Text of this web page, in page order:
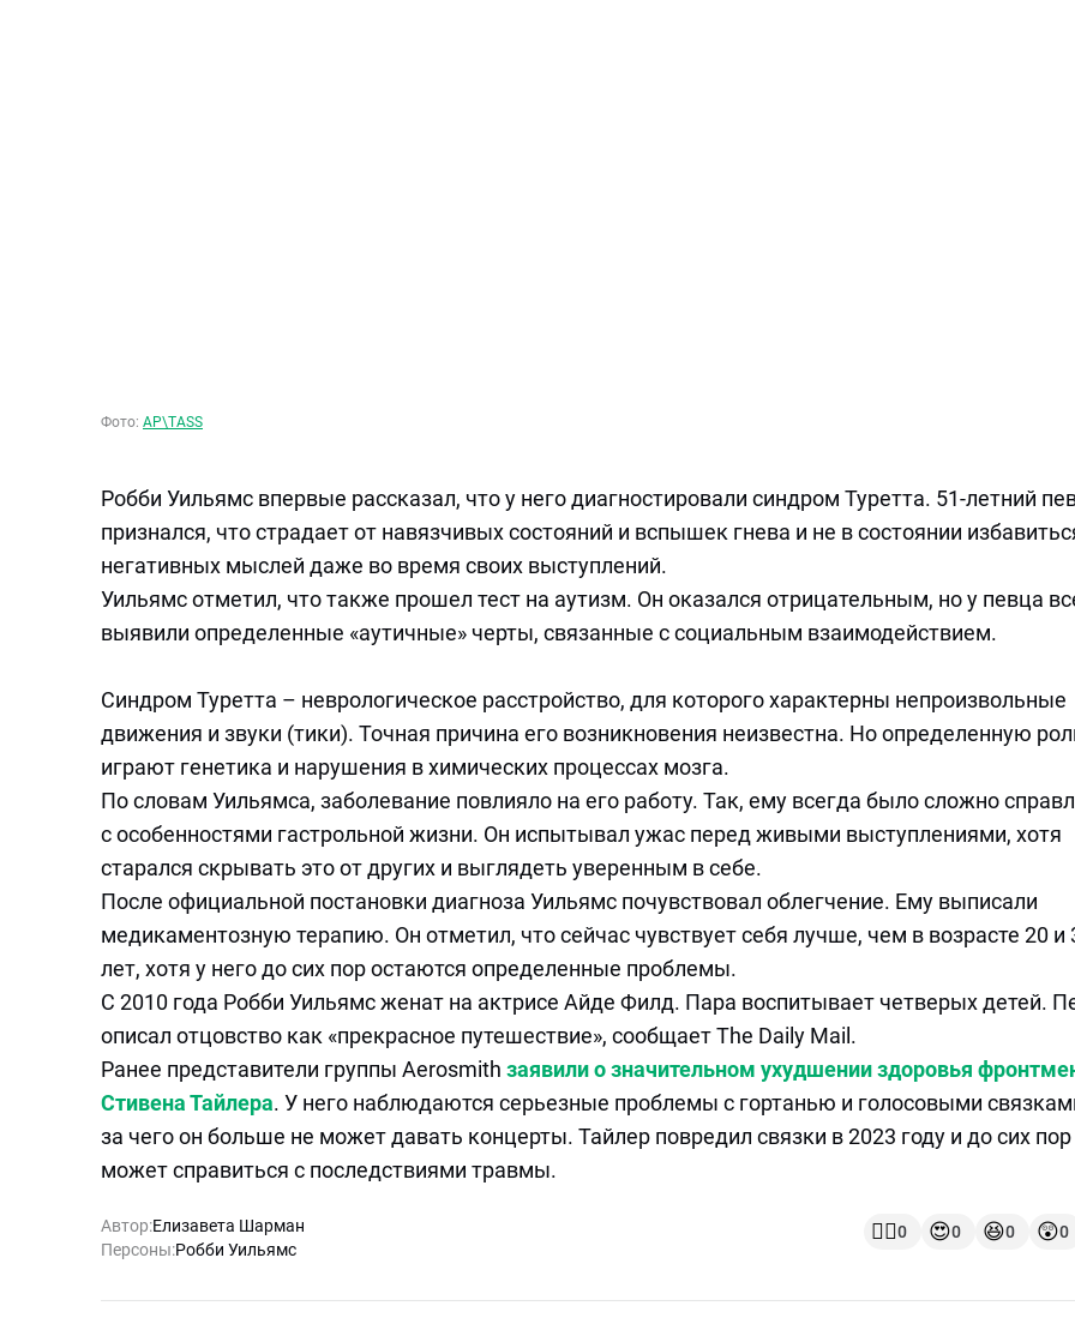
Фото: AP\TASS
Робби Уильямс впервые рассказал, что у него диагностировали синдром Туретта. 51-летний
признался, что страдает от навязчивых состояний и вспышек гнева и не в состоянии
негативных мыслей даже во время своих выступлений.
Уильямс отметил, что также прошел тест на аутизм. Он оказался отрицательным, но у певца
выявили определенные «аутичные» черты, связанные с социальным взаимодействием.
Синдром Туретта – неврологическое расстройство, для которого характерны непроизвольные
движения и звуки (тики). Точная причина его возникновения неизвестна. Но определенную
играют генетика и нарушения в химических процессах мозга.
По словам Уильямса, заболевание повлияло на его работу. Так, ему всегда было сложно
с особенностями гастрольной жизни. Он испытывал ужас перед живыми выступлениями, хотя
старался скрывать это от других и выглядеть уверенным в себе.
После официальной постановки диагноза Уильямс почувствовал облегчение. Ему выписали
медикаментозную терапию. Он отметил, что сейчас чувствует себя лучше, чем в возрасте 20 и
лет, хотя у него до сих пор остаются определенные проблемы.
С 2010 года Робби Уильямс женат на актрисе Айде Филд. Пара воспитывает четверых детей.
описал отцовство как «прекрасное путешествие», сообщает The Daily Mail.
Ранее представители группы Aerosmith заявили о значительном ухудшении здоровья
Стивена Тайлера. У него наблюдаются серьезные проблемы с гортанью и голосовыми
за чего он больше не может давать концерты. Тайлер повредил связки в 2023 году и до сих пор
может справиться с последствиями травмы.
Автор:Елизавета Шарман
Персоны:Робби Уильямс
👍🏻0 😍0 😆0 😲0